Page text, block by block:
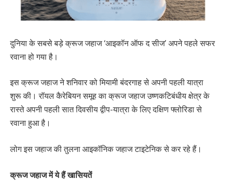
दुनिया के सबसे बड़े क्रूज जहाज ‘आइकॉन ऑफ द सीज’ अपने पहले सफर
रवाना हो गया है।
इस क्रूज जहाज ने शनिवार को मियामी बंदरगाह से अपनी पहली यात्रा
शुरू की। रॉयल कैरेबियन समूह का क्रूज जहाज उष्णकटिबंधीय क्षेत्र के
रास्ते अपनी पहली सात दिवसीय द्वीप-यात्रा के लिए दक्षिण फ्लोरिडा से
रवाना हुआ है।
लोग इस जहाज की तुलना आइकॉनिक जहाज टाइटेनिक से कर रहे हैं।
क्रूज जहाज में ये हैं खासियतें